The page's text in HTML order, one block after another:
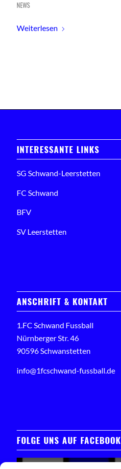
NEWS
Weiterlesen
INTERESSANTE LINKS
SG Schwand-Leerstetten
FC Schwand
BFV
SV Leerstetten
ANSCHRIFT & KONTAKT
1.FC Schwand Fussball
Nürnberger Str. 46
90596 Schwanstetten
info@1fcschwand-fussball.de
FOLGE UNS AUF FACEBOOK